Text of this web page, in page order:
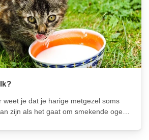
weet je dat je harige metgezel soms
zijn als het gaat om smekende ogen
kans groot dat je je hebt...